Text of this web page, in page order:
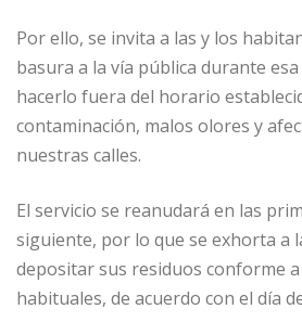
Por ello, se invita a las y los
basura a la vía pública durante
hacerlo fuera del horario
contaminación, malos olores y
nuestras calles.
El servicio se reanudará en las
siguiente, por lo que se exhorta a
depositar sus residuos conforme
habituales, de acuerdo con el día